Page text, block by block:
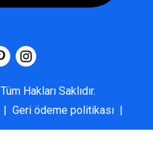
Tüm Hakları Saklıdır.
| Geri ödeme politikası |